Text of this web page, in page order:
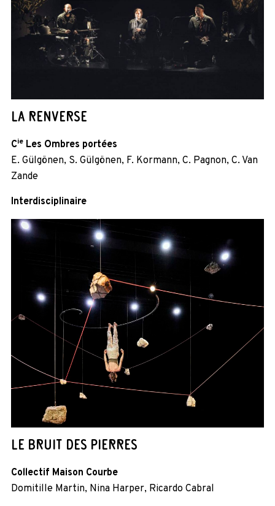
LA RENVERSE
Cie Les Ombres portées
E. Gülgönen, S. Gülgönen, F. Kormann, C. Pagnon, C. Van
Zande
Interdisciplinaire
LE BRUIT DES PIERRES
Collectif Maison Courbe
Domitille Martin, Nina Harper, Ricardo Cabral